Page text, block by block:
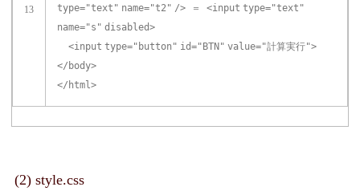
13
type="text" name="t2" /> ＝ <input type="text"
name="s" disabled>
<input type="button" id="BTN" value="計算実行">
</ body>
</ html >
(2) style.css